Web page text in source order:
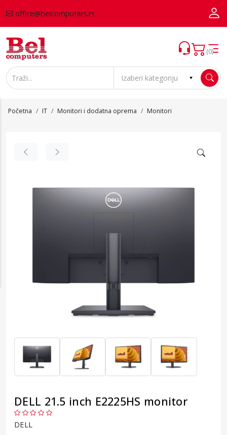
office@belcomputers.rs
(0)
Početna IT Monitori i dodatna oprema Monitori
DELL 21.5 inch E2225HS monitor
DELL